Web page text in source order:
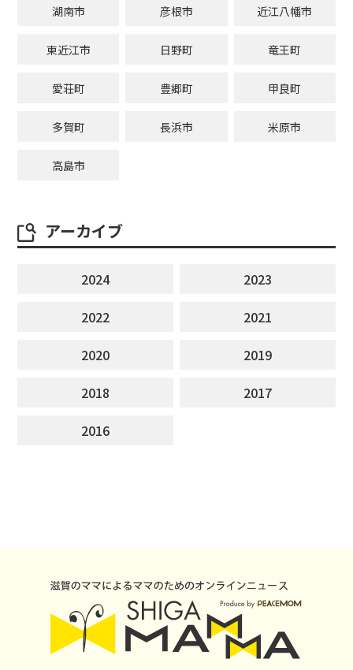
湖南市 彦根市 近江八幡市
東近江市 日野町 竜王町
愛荘町 豊郷町 甲良町
多賀町 長浜市 米原市
高島市
アーカイブ
2024
2023
2022
2021
2020
2019
2018
2017
2016